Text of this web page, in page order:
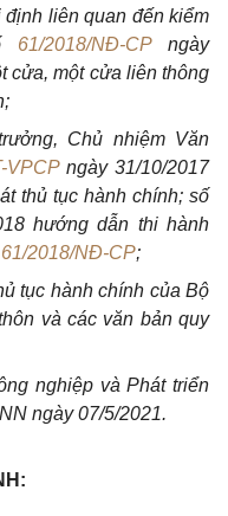
định liên quan đến kiểm
61/2018/NĐ-CPngày
cửa, một cửa liên thông
Chủ nhiệm Văn
VPCPngày 31/10/2017
thủ tục hành chính; số
hướng dẫn thi hành
61/2018/NĐ-CP;
tục hành chính của Bộ
và các văn bản quy
nghiệp và Phát triển
ngày 07/5/2021.